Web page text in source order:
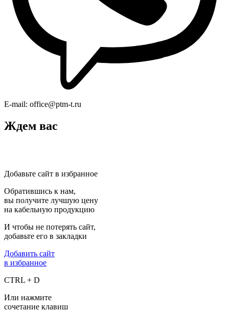
E-mail: office@ptm-t.ru
Ждем вас
Добавьте сайт в избранное
Обратившись к нам,
вы получите лучшую цену
на кабельную продукцию
И чтобы не потерять сайт,
добавьте его в закладки
Добавить сайт
в избранное
CTRL + D
Или нажмите
сочетание клавиш